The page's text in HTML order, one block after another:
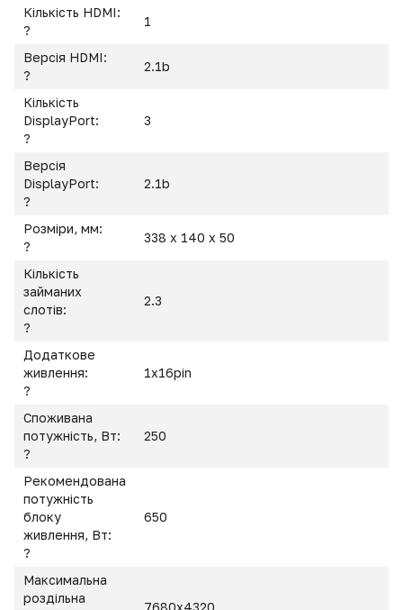
Кількість HDMI:
?
1
Версія HDMI:
?
2.1b
Кількість
DisplayPort:
?
3
Версія
DisplayPort:
?
2.1b
Розміри, мм:
?
338 x 140 x 50
Кількість
займаних
слотів:
?
2.3
Додаткове
живлення:
?
1x16pin
Споживана
потужність, Вт:
?
250
Рекомендована
потужність
блоку
живлення, Вт:
?
650
Максимальна
роздільна
7680x4320